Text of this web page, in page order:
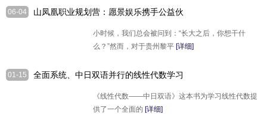
06-04
山凤凰职业规划营：愿景娱乐携手公益伙
小时候，我们总会被问到：“长大之后，你想干什
么？”然而，对于贵州黎平 [详细]
01-15
全面系统、中日双语并行的线性代数学习
《线性代数——中日双语》这本书为学习线性代数提
供了一个全面的 [详细]